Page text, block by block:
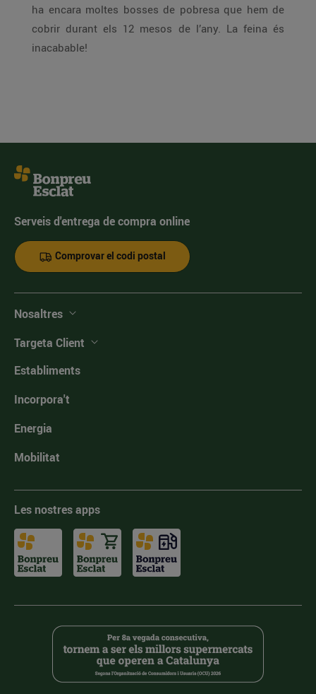
ha encara moltes bosses de pobresa que hem de
cobrir durant els 12 mesos de l’any. La feina és
inacabable!
Serveis d'entrega de compra online
Comprovar el codi postal
Nosaltres
Targeta Client
Establiments
Incorpora't
Energia
Mobilitat
Les nostres apps